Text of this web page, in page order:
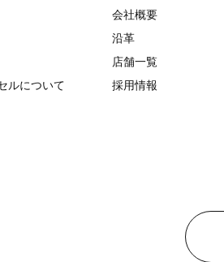
ルについて
会社概要
沿革
店舗一覧
採用情報